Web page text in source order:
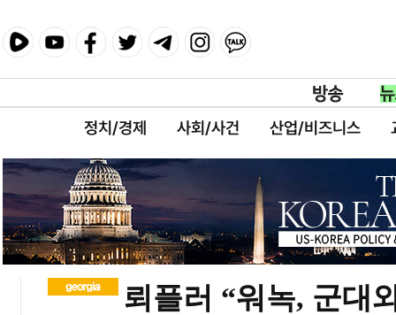
정치/경제 사회/사건 산업/비즈니스
뢰플러 “워녹, 군대